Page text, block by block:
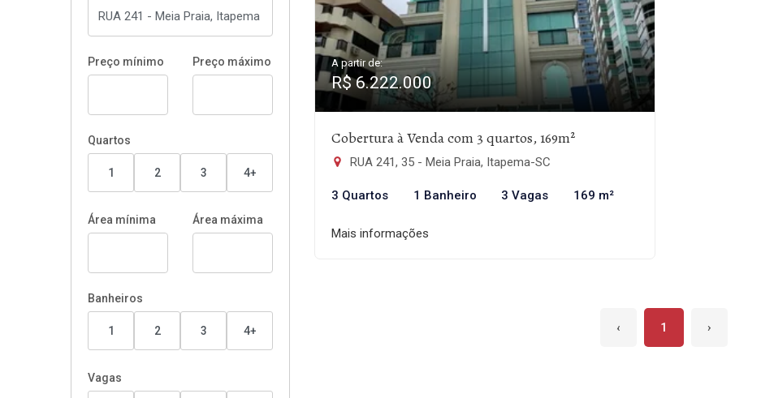
Preço mínimo Preço máximo
Quartos
1 2 3 4+
Área mínima Área máxima
Banheiros
1 2 3 4+
Vagas
A partir de:
R$ 6.222.000
Cobertura à Venda com 3 quartos, 169m²
RUA 241, 35 - Meia Praia, Itapema-SC
3 Quartos 1 Banheiro 3 Vagas 169 m²
Mais informações
‹ 1 ›